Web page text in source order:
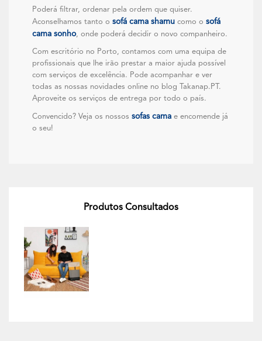
Poderá filtrar, ordenar pela ordem que quiser.
Aconselhamos tanto o sofá cama shamu como o sofá
cama sonho, onde poderá decidir o novo companheiro.
Com escritório no Porto, contamos com uma equipa de
profissionais que lhe irão prestar a maior ajuda possível
com serviços de excelência. Pode acompanhar e ver
todas as nossas novidades online no blog Takanap.PT.
Aproveite os serviços de entrega por todo o país.
Convencido? Veja os nossos sofas cama e encomende já
o seu!
Produtos Consultados